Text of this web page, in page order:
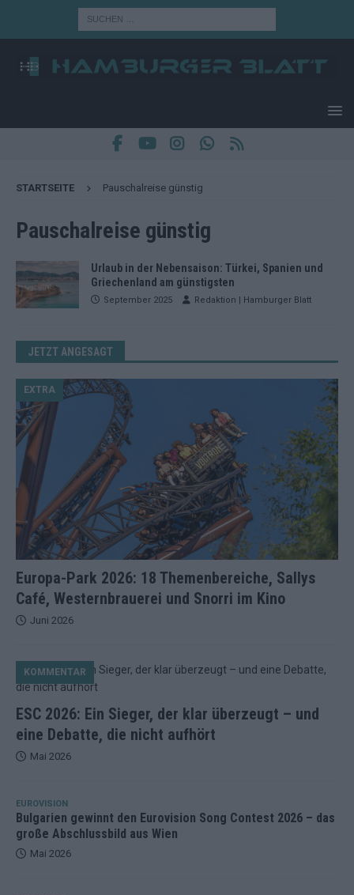
STARTSEITE Pauschalreise günstig
Pauschalreise günstig
Urlaub in der Nebensaison: Türkei, Spanien und
Griechenland am günstigsten
September 2025 Redaktion | Hamburger Blatt
JETZT ANGESAGT
Europa-Park 2026: 18 Themenbereiche, Sallys
Café, Westernbrauerei und Snorri im Kino
EXTRA
Juni 2026
ESC 2026: Ein Sieger, der klar überzeugt – und
eine Debatte, die nicht aufhört
KOMMENTAR
Mai 2026
EUROVISION
Bulgarien gewinnt den Eurovision Song Contest 2026 – das
große Abschlussbild aus Wien
Mai 2026